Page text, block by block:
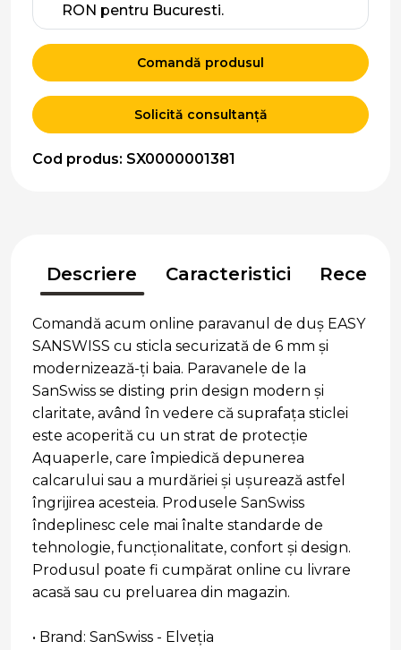
RON pentru Bucuresti.
Comandă produsul
Solicită consultanță
Cod produs: SX0000001381
Descriere Caracteristici
Comandă acum online paravanul de duș EASY
SANSWISS cu sticla securizată de 6 mm și
modernizează-ți baia. Paravanele de la
SanSwiss se disting prin design modern și
claritate, având în vedere că suprafața sticlei
este acoperită cu un strat de protecție
Aquaperle, care împiedică depunerea
calcarului sau a murdăriei și ușurează astfel
îngrijirea acesteia. Produsele SanSwiss
îndeplinesc cele mai înalte standarde de
tehnologie, funcționalitate, confort și design.
Produsul poate fi cumpărat online cu livrare
acasă sau cu preluarea din magazin.
• Brand: SanSwiss - Elveția